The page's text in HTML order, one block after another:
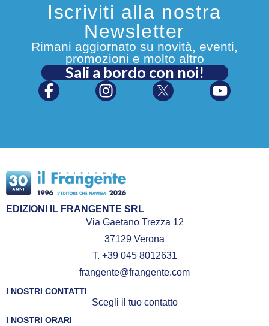
Iscriviti alla nostra
Newsletter
Rimani aggiornato su novità, eventi,
promozioni e molto altro
Sali a bordo con noi!
EDIZIONI IL FRANGENTE SRL
Via Gaetano Trezza 12
37129 Verona
T. +39 045 8012631
frangente@frangente.com
I NOSTRI CONTATTI
Scegli il tuo contatto
I NOSTRI ORARI